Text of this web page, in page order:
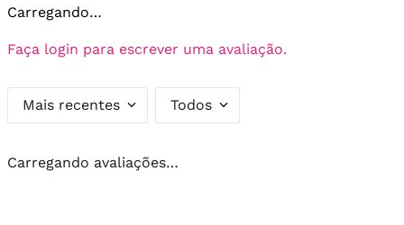
Carregando…
Faça login para escrever uma avaliação.
Mais recentes Todos
Carregando avaliações…